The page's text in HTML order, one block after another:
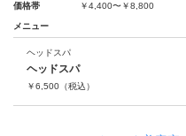
価格帯
￥4,400〜￥8,800
メニュー
ヘッドスパ
ヘッドスパ
￥6,500 （税込）